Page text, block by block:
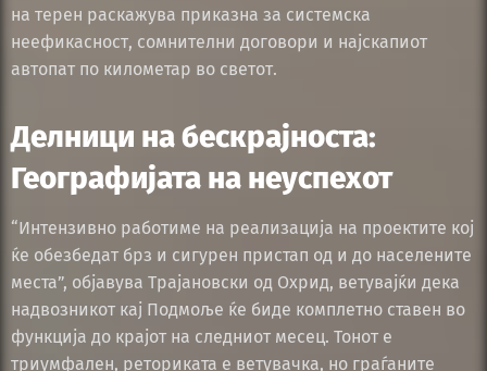
на терен раскажува приказна за системска
неефикасност, сомнителни договори и најскапиот
автопат по километар во светот.
Делници на бескрајноста:
Географијата на неуспехот
“Интензивно работиме на реализација на проектите кој
ќе обезбедат брз и сигурен пристап од и до населените
места”, објавува Трајановски од Охрид, ветувајќи дека
надвозникот кај Подмоље ќе биде комплетно ставен во
функција до крајот на следниот месец. Тонот е
триумфален, реториката е ветувачка, но граѓаните